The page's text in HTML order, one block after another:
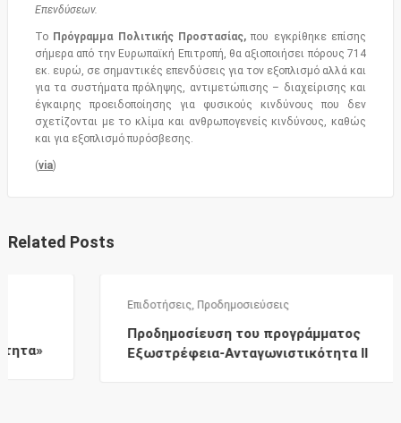
Επενδύσεων.
Το Πρόγραμμα Πολιτικής Προστασίας, που εγκρίθηκε επίσης
σήμερα από την Ευρωπαϊκή Επιτροπή, θα αξιοποιήσει πόρους 714
εκ. ευρώ, σε σημαντικές επενδύσεις για τον εξοπλισμό αλλά και
για τα συστήματα πρόληψης, αντιμετώπισης – διαχείρισης και
έγκαιρης προειδοποίησης για φυσικούς κινδύνους που δεν
σχετίζονται με το κλίμα και ανθρωπογενείς κινδύνους, καθώς
και για εξοπλισμό πυρόσβεσης.
(via)
Related Posts
Προδημοσιεύσεις
Προδημοσίευση του προγράμματος
Εξωστρέφεια-Ανταγωνιστικότητα ΙΙ